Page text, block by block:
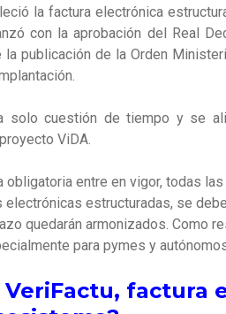
la factura electrónica
con la aprobación del Real
publicación de la Orden
solo cuestión de tiempo y se
ViDA.
obligatoria entre en vigor, todas
estructuradas, se
quedarán armonizados. Como
para pymes y
VeriFactu, factura